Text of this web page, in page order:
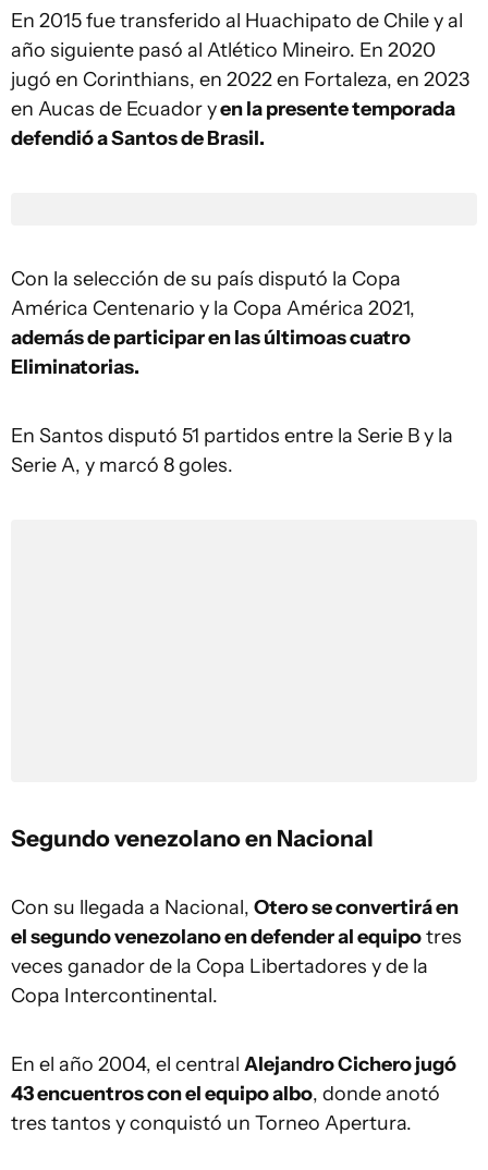
En 2015 fue transferido al Huachipato de Chile y al
año siguiente pasó al Atlético Mineiro. En 2020
jugó en Corinthians, en 2022 en Fortaleza, en 2023
en Aucas de Ecuador yen la presente temporada
defendió a Santos de Brasil.
Con la selección de su país disputó la Copa
América Centenario y la Copa América 2021,
además de participar en las últimoas cuatro
Eliminatorias.
En Santos disputó 51 partidos entre la Serie B y la
Serie A, y marcó 8 goles.
Segundo venezolano en Nacional
Con su llegada a Nacional, Otero se convertirá en
el segundo venezolano en defender al equipotres
veces ganador de la Copa Libertadores y de la
Copa Intercontinental.
En el año 2004, el central Alejandro Cichero jugó
43 encuentros con el equipo albo, donde anotó
tres tantos y conquistó un Torneo Apertura.